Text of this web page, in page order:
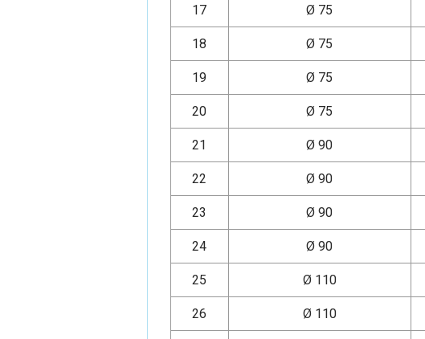
17 Ø 75
18 Ø 75
19 Ø 75
20 Ø 75
21 Ø 90
22 Ø 90
23 Ø 90
24 Ø 90
25 Ø 110
26 Ø 110